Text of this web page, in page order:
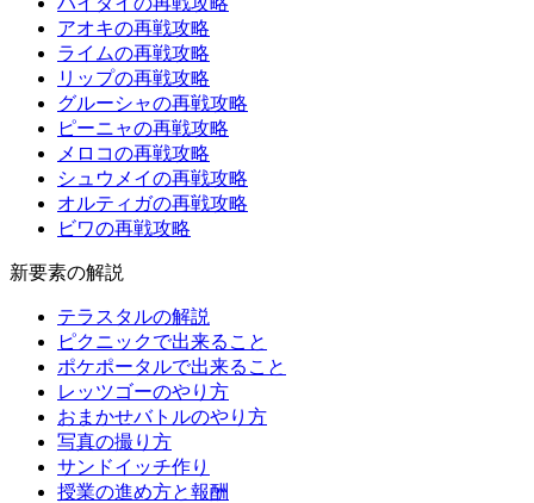
アオキの再戦攻略
ライムの再戦攻略
リップの再戦攻略
グルーシャの再戦攻略
ピーニャの再戦攻略
メロコの再戦攻略
シュウメイの再戦攻略
オルティガの再戦攻略
ビワの再戦攻略
新要素の解説
テラスタルの解説
ピクニックで出来ること
ポケポータルで出来ること
レッツゴーのやり方
おまかせバトルのやり方
写真の撮り方
サンドイッチ作り
授業の進め方と報酬